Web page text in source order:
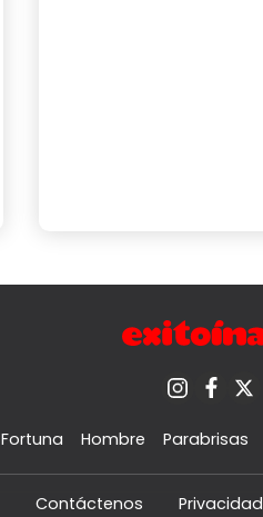
Fortuna Hombre Parabrisas
Contáctenos Privacidad